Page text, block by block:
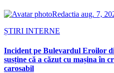
Redactia aug. 7,
ȘTIRI INTERNE
Incident pe Bulevardul Eroilor
susține că a căzut cu mașina în
carosabil